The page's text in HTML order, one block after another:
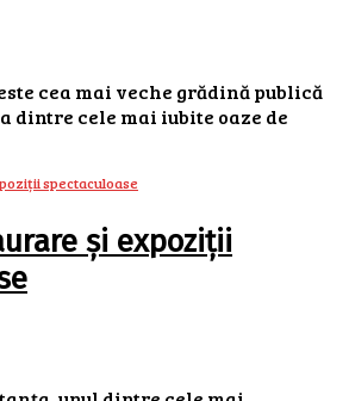
cea mai veche grădină publică
dintre cele mai iubite oaze de
și expoziții